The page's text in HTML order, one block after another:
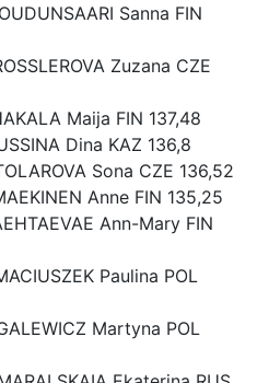
Sanna FIN
Zuzana CZE
Maija FIN 137,48
Dina KAZ 136,8
Sona CZE 136,52
Anne FIN 135,25
Ann-Mary FIN
Paulina POL
Martyna POL